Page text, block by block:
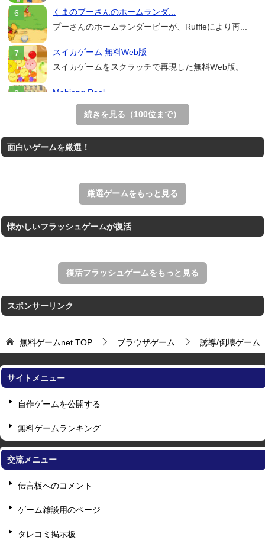
くまのプーさんのホームランダ...
プーさんのホームランダービーが、Ruffleにより再...
スイカゲーム 無料Web版
スイカゲームをスクラッチで再現した無料Web版。
Mahjong Real
リアルな麻雀牌を使う18種類の上海ゲーム。
王国を構築していく放置系のシミュレーションゲーム。
すべての矢印を画面外へ導くパズルゲーム。
続きを見る（100位まで）
面白いゲームを厳選！
厳選ゲームをもっと見る
懐かしいフラッシュゲームが復活
復活フラッシュゲームをもっと見る
スポンサーリンク
無料ゲームnet TOP ブラウザゲーム 誘導/倒壊ゲーム
サイトメニュー
自作ゲームを公開する
無料ゲームランキング
交流メニュー
伝言板へのコメント
ゲーム雑談用のページ
タレコミ掲示板